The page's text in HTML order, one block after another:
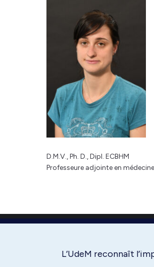
D.M.V., Ph. D., Dipl. ECBHM
Professeure adjointe en
L’UdeM reconnaît